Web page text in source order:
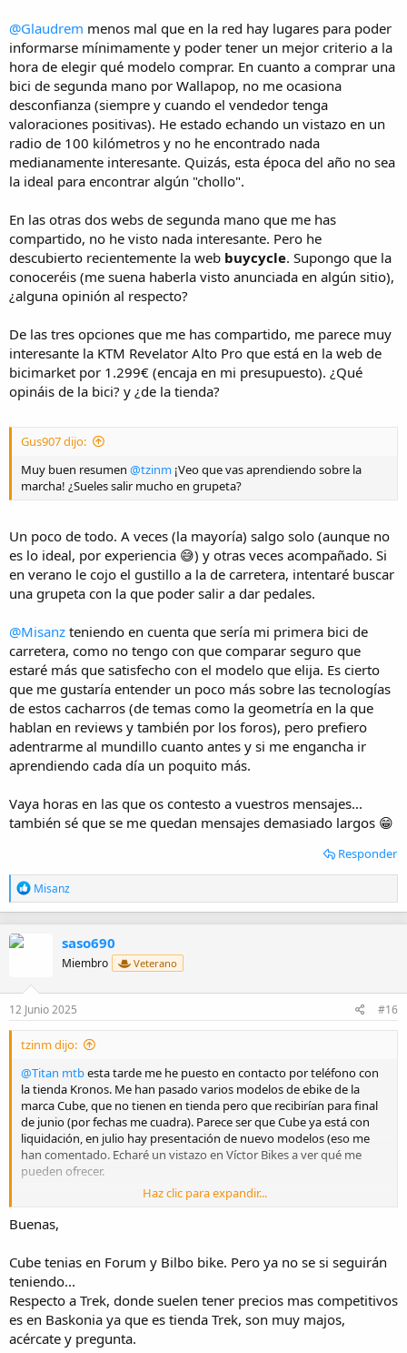
@Glaudrem menos mal que en la red hay lugares para poder
informarse mínimamente y poder tener un mejor criterio a la
hora de elegir qué modelo comprar. En cuanto a comprar una
bici de segunda mano por Wallapop, no me ocasiona
desconfianza (siempre y cuando el vendedor tenga
valoraciones positivas). He estado echando un vistazo en un
radio de 100 kilómetros y no he encontrado nada
medianamente interesante. Quizás, esta época del año no sea
la ideal para encontrar algún "chollo".
En las otras dos webs de segunda mano que me has
compartido, no he visto nada interesante. Pero he
descubierto recientemente la web buycycle. Supongo que la
conoceréis (me suena haberla visto anunciada en algún sitio),
¿alguna opinión al respecto?
De las tres opciones que me has compartido, me parece muy
interesante la KTM Revelator Alto Pro que está en la web de
bicimarket por 1.299€ (encaja en mi presupuesto). ¿Qué
opináis de la bici? y ¿de la tienda?
Gus907 dijo:
Muy buen resumen @tzinm ¡Veo que vas aprendiendo sobre la
marcha! ¿Sueles salir mucho en grupeta?
Un poco de todo. A veces (la mayoría) salgo solo (aunque no
es lo ideal, por experiencia 😅) y otras veces acompañado. Si
en verano le cojo el gustillo a la de carretera, intentaré buscar
una grupeta con la que poder salir a dar pedales.
@Misanz teniendo en cuenta que sería mi primera bici de
carretera, como no tengo con que comparar seguro que
estaré más que satisfecho con el modelo que elija. Es cierto
que me gustaría entender un poco más sobre las tecnologías
de estos cacharros (de temas como la geometría en la que
hablan en reviews y también por los foros), pero prefiero
adentrarme al mundillo cuanto antes y si me engancha ir
aprendiendo cada día un poquito más.
Vaya horas en las que os contesto a vuestros mensajes...
también sé que se me quedan mensajes demasiado largos 😁
Responder
R
e
a
n
s
Misanz
saso690
Miembro Veterano
12 Junio 2025 #16
tzinm dijo:
@Titan mtbesta tarde me he puesto en contacto por teléfono con
la tienda Kronos. Me han pasado varios modelos de ebike de la
marca Cube, que no tienen en tienda pero que recibirían para final
de junio (por fechas me cuadra). Parece ser que Cube ya está con
liquidación, en julio hay presentación de nuevo modelos (eso me
han comentado. Echaré un vistazo en Víctor Bikes a ver qué me
pueden ofrecer.
Realmente, me pilla mejor una tienda en Bizkaia... pero en la web
oficial de Cube no había tiendas cercanas que trabajasen con la
(algo antiguo pero puede
servirme de referencia). Extraído del hilo que menciono:
Ciclos Zubero: situada en Bilbao. Les he llamado pero no
están muy por la labor de atender dudas por teléfono.
: está en Bilbao, ¿actualmente pertenece a la red de
tiendas de Mammoth Bikes?
Haz clic para expandir...
Buenas,
Cube tenias en Forum y Bilbo bike. Pero ya no se si seguirán
teniendo...
Respecto a Trek, donde suelen tener precios mas competitivos
es en Baskonia ya que es tienda Trek, son muy majos,
acércate y pregunta.